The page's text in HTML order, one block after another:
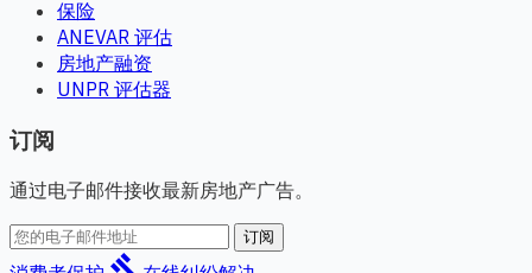
保险
ANEVAR 评估
房地产融资
UNPR 评估器
订阅
通过电子邮件接收最新房地产广告。
订阅
gavel